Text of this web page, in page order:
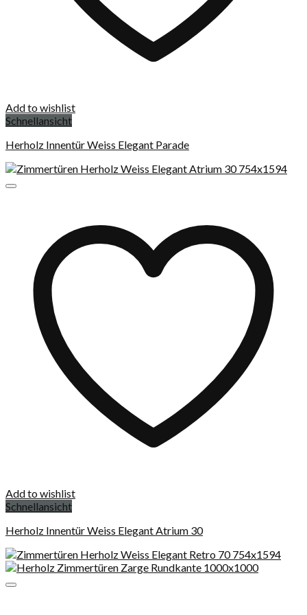
Add to wishlist
Schnellansicht
Herholz Innentür Weiss Elegant Parade
Add to wishlist
Schnellansicht
Herholz Innentür Weiss Elegant Atrium 30